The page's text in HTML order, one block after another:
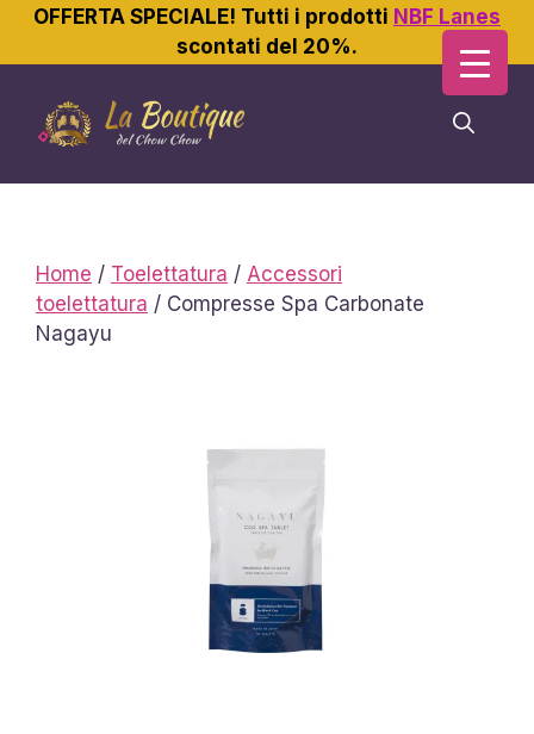
OFFERTA SPECIALE! Tutti i prodotti NBF Lanes
scontati del 20%.
contenuto
Home / Toelettatura / Accessori
toelettatura / Compresse Spa Carbonate
Nagayu